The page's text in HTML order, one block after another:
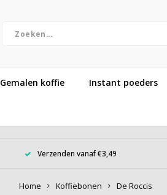
Gemalen koffie Instant poeders
Verzenden vanaf €3,49
Home Koffiebonen De Roccis